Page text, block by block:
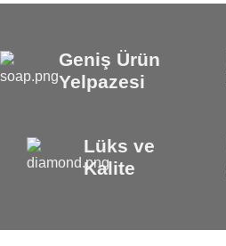
Geniş Ürün
Yelpazesi
Lüks ve
Kalite